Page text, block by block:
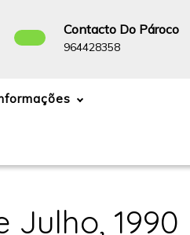
Contacto Do Pároco
964428358964428358
Julho, 1990